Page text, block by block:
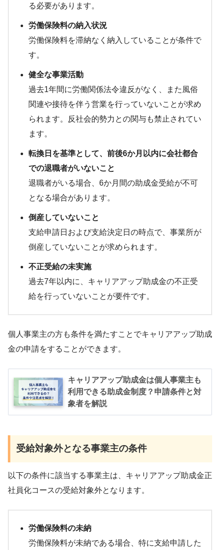
る必要があります。
労働保険料の納入状況
労働保険料を滞納なく納入していることが条件で
す。
健全な事業活動
過去1年間に労働関係法令違反がなく、また風俗
関連や接待を伴う営業を行っていないことが求め
られます。反社会的勢力との関与も禁止されてい
ます。
転換日を基準として、前後6か月以内に会社都合
での退職者がいないこと
退職者がいる場合、6か月間の助成金受給が不可
となる場合があります。
倒産していないこと
支給申請日および支給決定日の時点で、事業所が
倒産していないことが求められます。
不正受給の未実施
過去7年以内に、キャリアアップ助成金の不正受
給を行っていないことが要件です。
個人事業主の方も条件を満たすことでキャリアアップ助成
金の申請をすることができます。
キャリアアップ助成金は個人事業主も
利用できる助成金制度？申請条件と対
象者を解説
受給対象外となる事業主の条件
以下の条件に該当する事業主は、キャリアアップ助成金正
社員化コースの受給対象外となります。
労働保険料の未納
労働保険料が未納である場合、特に支給申請した